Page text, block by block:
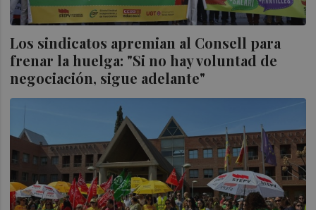
Los sindicatos apremian al Consell para
frenar la huelga: "Si no hay voluntad de
negociación, sigue adelante"